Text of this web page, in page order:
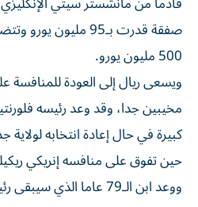
صفقة قدرت بـ95 مليون
500 مليون يورو.
ويسعى ريال إلى العودة
مخيبين جدا، وقد وعد رئيسه
كبيرة في حال إعادة انتخابه
حين تفوق على منافسه إنريكي
ووعد ابن الـ79 عاما